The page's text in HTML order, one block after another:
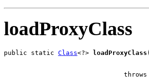
loadProxyClass
public static Class<?> loadProxyClass (
                               throws